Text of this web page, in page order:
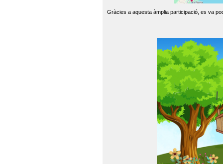
Gràcies a aquesta àmplia participació, es va